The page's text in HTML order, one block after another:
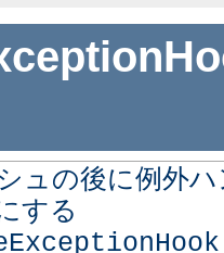
ュの後に例外
する